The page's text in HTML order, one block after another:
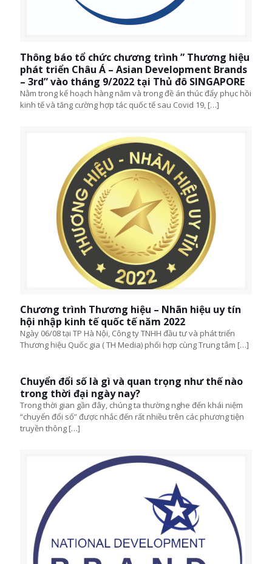
Thông báo tổ chức chương trình ” Thương hiệu
phát triển Châu Á – Asian Development Brands
– 3rd” vào tháng 9/2022 tại Thủ đô SINGAPORE
Nằm trong kế hoạch hàng năm và trong đề án thúc đẩy phục hồi
kinh tế và tăng cường hợp tác quốc tế sau Covid 19, […]
Chương trình Thương hiệu – Nhãn hiệu uy tín
hội nhập kinh tế quốc tế năm 2022
Ngày 06/08 tại TP Hà Nội, Công ty TNHH đầu tư và phát triển
Thương hiệu Quốc gia ( TH Media) phối hợp cùng Trung tâm […]
Chuyển đổi số là gì và quan trọng như thế nào
trong thời đại ngày nay?
Trong thời gian gần đây, chúng ta thường nghe đến khái niệm
“chuyển đổi số” được nhắc đến rất nhiều trên các phương tiện
truyền thông […]